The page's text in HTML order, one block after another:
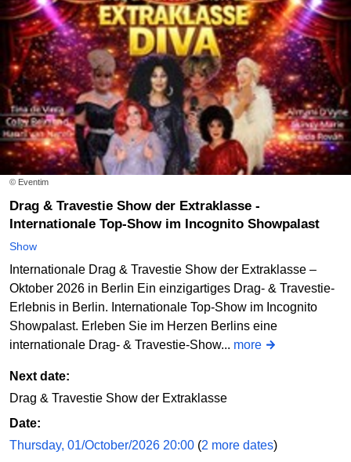
© Eventim
Drag & Travestie Show der Extraklasse -
Internationale Top-Show im Incognito Showpalast
Show
Internationale Drag & Travestie Show der Extraklasse –
Oktober 2026 in Berlin Ein einzigartiges Drag- & Travestie-
Erlebnis in Berlin. Internationale Top-Show im Incognito
Showpalast. Erleben Sie im Herzen Berlins eine
internationale Drag- & Travestie-Show... more
Next date:
Drag & Travestie Show der Extraklasse
Date:
Thursday, 01/October/2026 20:00 (2 more dates)